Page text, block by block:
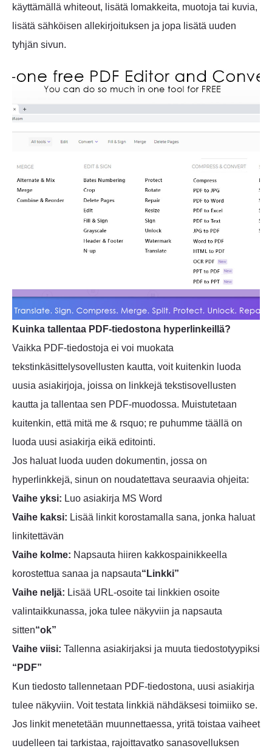
käyttämällä whiteout, lisätä lomakkeita, muotoja tai kuvia,
lisätä sähköisen allekirjoituksen ja jopa lisätä uuden
tyhjän sivun.
Kuinka tallentaa PDF-tiedostona hyperlinkeillä?
Vaikka PDF-tiedostoja ei voi muokata
tekstinkäsittelysovellusten kautta, voit kuitenkin luoda
uusia asiakirjoja, joissa on linkkejä tekstisovellusten
kautta ja tallentaa sen PDF-muodossa. Muistutetaan
kuitenkin, että mitä me & rsquo; re puhumme täällä on
luoda uusi asiakirja eikä editointi.
Jos haluat luoda uuden dokumentin, jossa on
hyperlinkkejä, sinun on noudatettava seuraavia ohjeita:
Vaihe yksi: Luo asiakirja MS Word
Vaihe kaksi: Lisää linkit korostamalla sana, jonka haluat
linkitettävän
Vaihe kolme: Napsauta hiiren kakkospainikkeella
korostettua sanaa ja napsauta“Linkki”
Vaihe neljä: Lisää URL-osoite tai linkkien osoite
valintaikkunassa, joka tulee näkyviin ja napsauta
sitten“ok”
Vaihe viisi: Tallenna asiakirjaksi ja muuta tiedostotyypiksi
“PDF”
Kun tiedosto tallennetaan PDF-tiedostona, uusi asiakirja
tulee näkyviin. Voit testata linkkiä nähdäksesi toimiiko se.
Jos linkit menetetään muunnettaessa, yritä toistaa vaiheet
uudelleen tai tarkistaa, rajoittavatko sanasovelluksen